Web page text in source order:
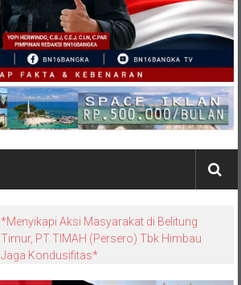
*Satgas Tricakti vs Polisi di Belitung: Ketika
Negara Beradu Otoritas di Atas 52,5 Ton
Pasir Timah*